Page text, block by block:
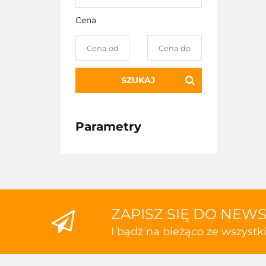
Cena
SZUKAJ
Parametry
ZAPISZ SIĘ DO
I bądź na bieżąco ze